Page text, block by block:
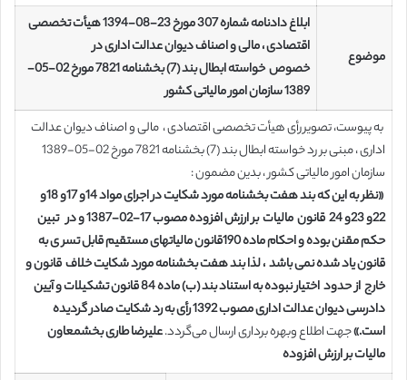
موضوع
ابلاغ دادنامه شماره 307 مورخ 23-08-1394 هیأت تخصصی
اقتصادی ، مالی و اصناف دیوان عدالت اداری در
خصوص خواسته ابطال بند (7) بخشنامه 7821 مورخ 02-05-
1389 سازمان امور مالیاتی کشور
به پیوست، تصویر رأی هیأت تخصصی اقتصادی ، مالی و اصناف دیوان عدالت
اداری ، مبنی بر رد خواسته ابطال بند (7) بخشنامه 7821 مورخ 02-05-1389
سازمان امور مالیاتی کشور ، بدین مضمون :
«نظر به این که بند هفت بخشنامه مورد شکایت در اجرای مواد 14و 17و 18و
22و 23و 24 قانون مالیات بر ارزش افزوده مصوب 17-02-1387 و در تبین
حکم مقنن بوده و احکام ماده 190قانون مالیاتهای مستقیم قابل تسر ی به
قانون یاد شده نمی باشد ، لذا بند هفت بخشنامه مورد شکایت خلاف قانون و
خارج از حدود اختیار نبوده به استناد بند (ب) ماده 84 قانون تشکیلات و آیین
دادرسی دیوان عدالت اداری مصوب 1392 رأی به رد شکایت صادر گردیده
است.»جهت اطلاع وبهره برداری ارسال می‌گردد.علیرضا طاری بخشمعاون
مالیات بر ارزش افزوده